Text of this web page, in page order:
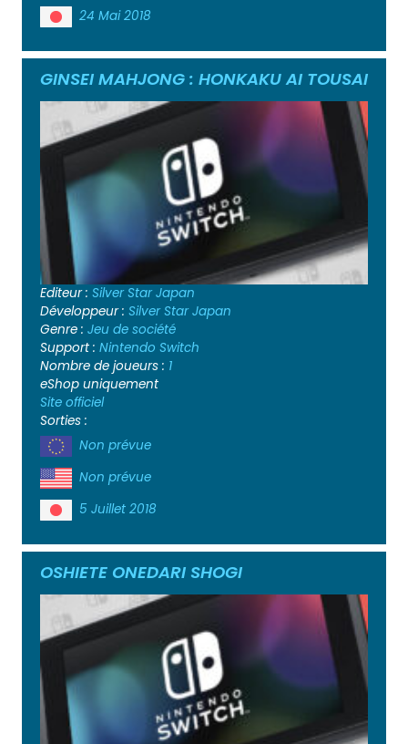
24 Mai 2018
GINSEI MAHJONG : HONKAKU AI TOUSAI
Editeur : Silver Star Japan
Développeur : Silver Star Japan
Genre : Jeu de société
Support : Nintendo Switch
Nombre de joueurs : 1
eShop uniquement
Site officiel
Sorties :
Non prévue
Non prévue
5 Juillet 2018
OSHIETE ONEDARI SHOGI